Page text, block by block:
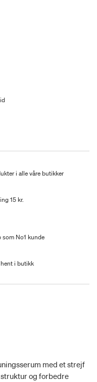
i alle våre butikker
15 kr.
No1 kunde
i butikk
med et strejf
og forbedre